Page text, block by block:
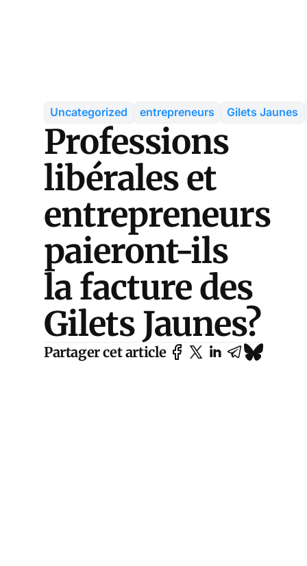
Uncategorized entrepreneurs Gilets Jaunes
Professions
libérales et
entrepreneurs
paieront-ils
la facture des
Gilets Jaunes?
Partager cet article